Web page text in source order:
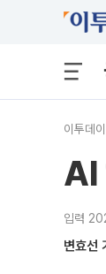
이투데이
AI
입력
변효선